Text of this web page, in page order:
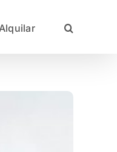
Alquilar